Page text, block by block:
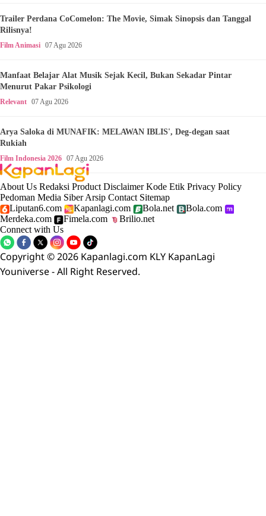
Trailer Perdana CoComelon: The Movie, Simak Sinopsis dan Tanggal
Rilisnya!
Film Animasi 07 Agu 2026
Manfaat Belajar Alat Musik Sejak Kecil, Bukan Sekadar Pintar
Menurut Pakar Psikologi
Relevant 07 Agu 2026
Arya Saloka di MUNAFIK: MELAWAN IBLIS', Deg-degan saat
Rukiah
Film Indonesia 2026 07 Agu 2026
About Us Redaksi Product Disclaimer Kode Etik Privacy Policy
Pedoman Media Siber Arsip Contact Sitemap
Liputan6.com
Kapanlagi.com Bola.net
Bola.com
Merdeka.com
Fimela.com
Brilio.net
Connect with Us
Copyright © 2026 Kapanlagi.com KLY KapanLagi
Youniverse - All Right Reserved.